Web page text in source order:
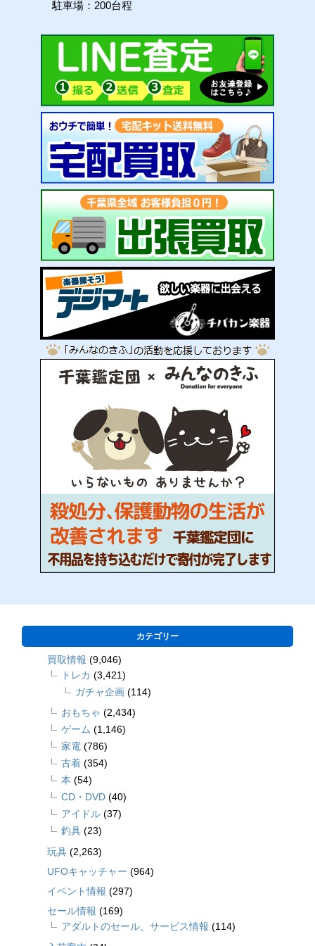
駐車場：200台程
カテゴリー
買取情報 (9,046)
トレカ (3,421)
ガチャ企画 (114)
おもちゃ (2,434)
ゲーム (1,146)
家電 (786)
古着 (354)
本 (54)
CD・DVD (40)
アイドル (37)
釣具 (23)
玩具 (2,263)
UFOキャッチャー (964)
イベント情報 (297)
セール情報 (169)
アダルトのセール、サービス情報 (114)